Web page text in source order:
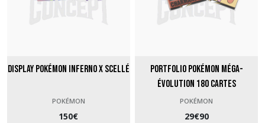
Display Pokémon Inferno X Scellé
POKÉMON
150€
Portfolio Pokémon Méga-
Évolution 180 cartes
POKÉMON
29€90